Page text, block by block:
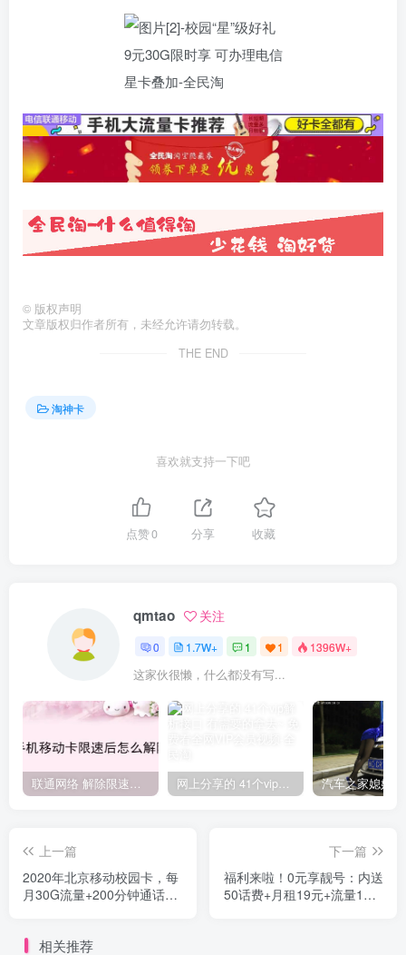
© 版权声明
文章版权归作者所有，未经允许请勿转载。
THE END
淘神卡
喜欢就支持一下吧
点赞0 分享 收藏
qmtao 关注
0 1.7W+ 1 1 1396W+
这家伙很懒，什么都没有写...
联通网络 解除限速方法参考！畅享、畅玩、老白干等及其它地区自测了 网上分享的 41个vip解析接口 有需要的拿去~ 免费看全网VIP会员视频
上一篇
2020年北京移动校园卡，每
月30G流量+200分钟通话
下一篇
福利来啦！0元享靓号：内送
50话费+月租19元+流量1元1
相关推荐